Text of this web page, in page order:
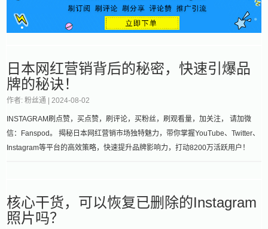
日本网红营销背后的秘密，快速引爆品
牌的秘诀！
作者: 粉丝通 | 2024-08-02
INSTAGRAM刷点赞，买点赞，刷评论，买粉丝，刷观看量，加关注， 请加微
信：Fanspod。 揭秘日本网红营销市场独特魅力，带你掌握YouTube、Twitter、
Instagram等平台的高效策略，快速提升品牌影响力，打动8200万活跃用户！
核心干货，可以恢复已删除的Instagram
照片吗？